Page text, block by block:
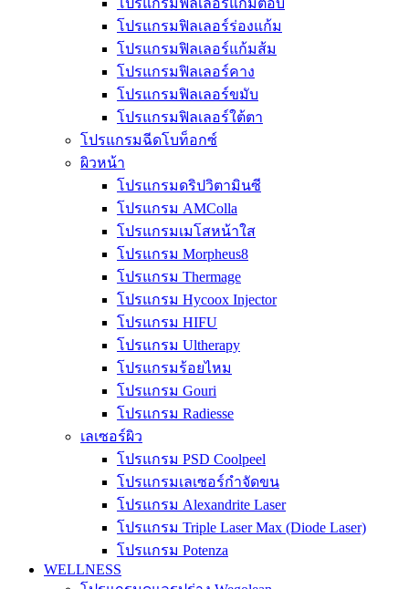
โปรแกรมฟิลเลอร์แก้มตอบ
โปรแกรมฟิลเลอร์ร่องแก้ม
โปรแกรมฟิลเลอร์แก้มส้ม
โปรแกรมฟิลเลอร์คาง
โปรแกรมฟิลเลอร์ขมับ
โปรแกรมฟิลเลอร์ใต้ตา
โปรแกรมฉีดโบท็อกซ์
ผิวหน้า
โปรแกรมดริปวิตามินซี
โปรแกรม AMColla
โปรแกรมเมโสหน้าใส
โปรแกรม Morpheus8
โปรแกรม Thermage
โปรแกรม Hycoox Injector
โปรแกรม HIFU
โปรแกรม Ultherapy
โปรแกรมร้อยไหม
โปรแกรม Gouri
โปรแกรม Radiesse
เลเซอร์ผิว
โปรแกรม PSD Coolpeel
โปรแกรมเลเซอร์กำจัดขน
โปรแกรม Alexandrite Laser
โปรแกรม Triple Laser Max (Diode Laser)
โปรแกรม Potenza
WELLNESS